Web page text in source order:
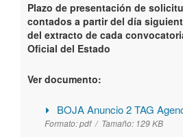
Plazo de presentación de
contados a partir del día
del extracto de cada
Oficial del Estado
Ver documento:
BOJA Anuncio 2 TAG
Formato:pdf / Tamaño: 129 KB